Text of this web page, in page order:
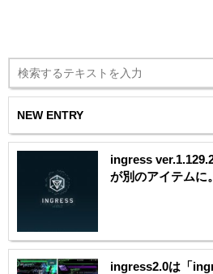
NEW ENTRY
ingress
が別のアイテムに
ingress2.0は「